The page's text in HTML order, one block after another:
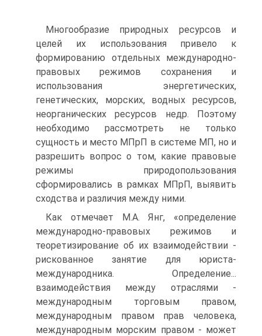
Многообразие природных ресурсов и
целей их использования привело к
формированию отдельных международно-
правовых режимов сохранения и
использования энергетических,
генетических, морских, водных ресурсов,
неорганических ресурсов недр. Поэтому
необходимо рассмотреть не только
сущность и место МПрП в системе МП, но и
разрешить вопрос о том, какие правовые
режимы природопользования
сформировались в рамках МПрП, выявить
сходства и различия между ними.
Как отмечает М.А. Янг, «определение
международно-правовых режимов и
теоретизирование об их взаимодействии -
рискованное занятие для юриста-
международника. Определение...
взаимодействия между отраслями -
международным торговым правом,
международным правом прав человека,
международным морским правом - может